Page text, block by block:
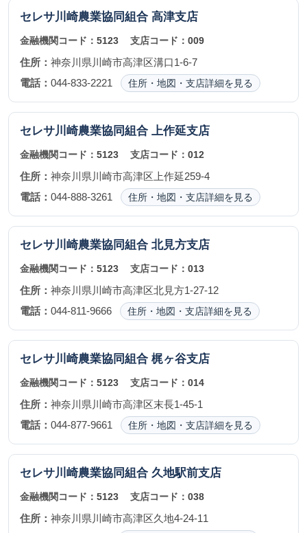
セレサ川崎農業協同組合 高津支店
金融機関コード： 5123 支店コード：009
住所： 神奈川県川崎市高津区溝口1-6-7
電話： 044-833-2221 住所・地図・支店詳細を見る
セレサ川崎農業協同組合 上作延支店
金融機関コード： 5123 支店コード：012
住所： 神奈川県川崎市高津区上作延259-4
電話： 044-888-3261 住所・地図・支店詳細を見る
セレサ川崎農業協同組合 北見方支店
金融機関コード： 5123 支店コード：013
住所： 神奈川県川崎市高津区北見方1-27-12
電話： 044-811-9666 住所・地図・支店詳細を見る
セレサ川崎農業協同組合 梶ヶ谷支店
金融機関コード： 5123 支店コード：014
住所： 神奈川県川崎市高津区末長1-45-1
電話： 044-877-9661 住所・地図・支店詳細を見る
セレサ川崎農業協同組合 久地駅前支店
金融機関コード： 5123 支店コード：038
住所： 神奈川県川崎市高津区久地4-24-11